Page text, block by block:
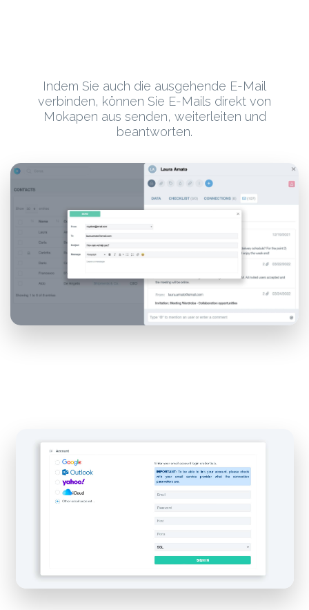
Indem Sie auch die ausgehende E-Mail
verbinden, können Sie E-Mails direkt von
Mokapen aus senden, weiterleiten und
beantworten.